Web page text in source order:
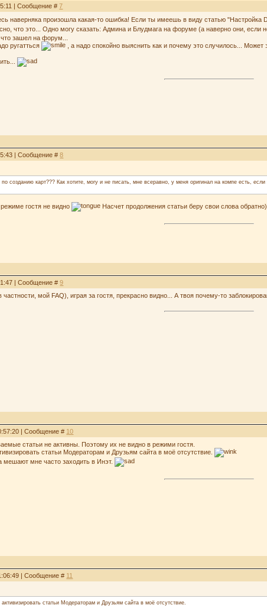
| Сообщение #7
наверняка произошла какая-то ошибка! Если ты имеешь в виду статью "Настройка
что это... Одно могу сказать: Админа и Блудмага на форуме (а наверно они, если
зашел на форум...
ругатться
, а надо спокойно выяснить как и почему это случилось... Может
| Сообщение #8
созданию карт??? Как хотите, могу и не писать, мне всеравно, у меня оригинал на компе есть,
гостя не видно Насчет продолжения статьи беру свои слова
| Сообщение #9
частности, мой FAQ), играя за гостя, прекрасно видно... А твоя почему-то
| Сообщение # 10
статьи не активны. Поэтому их не видно в режими гостя.
статьи Модераторам и Друзьям сайта в моё отсутствие.
мешают мне часто заходить в Инэт.
| Сообщение # 11
статьи Модераторам и Друзьям сайта в моё отсутствие.